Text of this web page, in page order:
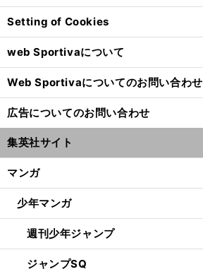
Setting of Cookies
web Sportivaについて
Web Sportivaについてのお問い合わせ
広告についてのお問い合わせ
集英社サイト
マンガ
少年マンガ
週刊少年ジャンプ
ジャンプSQ